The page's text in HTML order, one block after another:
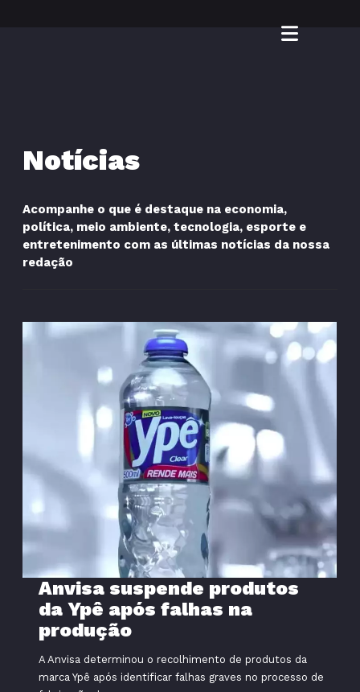
Notícias
Acompanhe o que é destaque na economia,
política, meio ambiente, tecnologia, esporte e
entretenimento com as últimas notícias da nossa
redação
Anvisa suspende produtos
da Ypê após falhas na
produção
A Anvisa determinou o recolhimento de produtos da
marca Ypê após identificar falhas graves no processo de